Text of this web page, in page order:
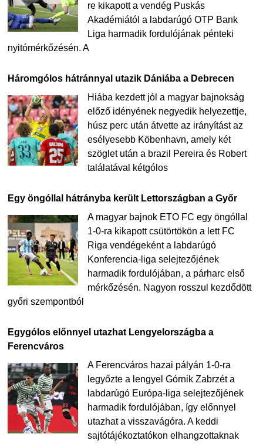
re kikapott a vendég Puskás
Akadémiától a labdarúgó OTP Bank
Liga harmadik fordulójának pénteki
nyitómérkőzésén. A
Háromgólos hátránnyal utazik Dániába a Debrecen
Hiába kezdett jól a magyar bajnokság
előző idényének negyedik helyezettje,
húsz perc után átvette az irányítást az
esélyesebb Köbenhavn, amely két
szöglet után a brazil Pereira és Robert
találatával kétgólos
Egy öngóllal hátrányba került Lettországban a Győr
A magyar bajnok ETO FC egy öngóllal
1-0-ra kikapott csütörtökön a lett FC
Riga vendégeként a labdarúgó
Konferencia-liga selejtezőjének
harmadik fordulójában, a párharc első
mérkőzésén. Nagyon rosszul kezdődött
győri szempontból
Egygólos előnnyel utazhat Lengyelországba a
Ferencváros
A Ferencváros hazai pályán 1-0-ra
legyőzte a lengyel Górnik Zabrzét a
labdarúgó Európa-liga selejtezőjének
harmadik fordulójában, így előnnyel
utazhat a visszavágóra. A keddi
sajtótájékoztatókon elhangzottaknak